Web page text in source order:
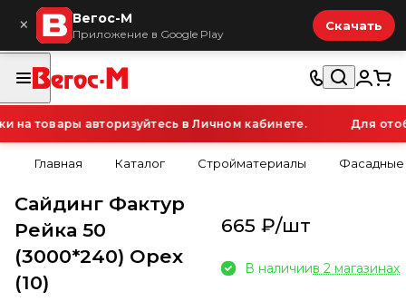
× Вегос-М
Приложение в Google Play
Скачать
товары авторизуйтесь в Личном кабинете. Для
Главная Каталог Стройматериалы Фасадные
Сайдинг Фактур
Рейка 50
(3000*240) Орех
(10)
665 ₽/шт
В наличиив 2 магазинах